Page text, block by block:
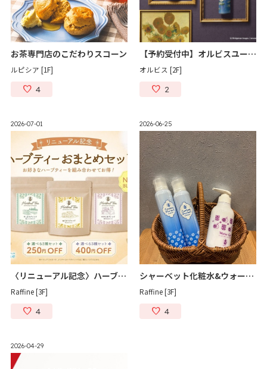
お茶専門店のこだわりスコーン
ルピシア [1F]
4
【予約受付中】オルビスユードット限定ボトル
オルビス [2F]
2
2026-07-01
〈リニューアル記念〉ハーブティーセット割引キャンペーン
Raffine [3F]
4
2026-06-25
シャーベット化粧水&ウォータージェル販売中
Raffine [3F]
4
2026-04-29